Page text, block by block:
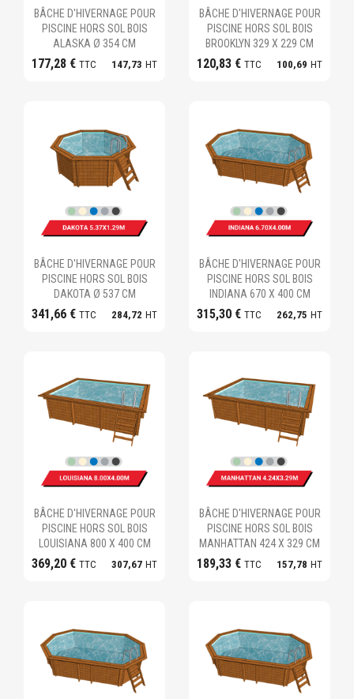
Ajouter au panier
BÂCHE D'HIVERNAGE POUR
PISCINE HORS SOL BOIS
ALASKA Ø 354 CM
177,28 € TTC 147,73 HT
Ajouter au panier
BÂCHE D'HIVERNAGE POUR
PISCINE HORS SOL BOIS
BROOKLYN 329 X 229 CM
120,83 € TTC 100,69 HT
Ajouter au panier
BÂCHE D'HIVERNAGE POUR
PISCINE HORS SOL BOIS
DAKOTA Ø 537 CM
341,66 € TTC 284,72 HT
Ajouter au panier
BÂCHE D'HIVERNAGE POUR
PISCINE HORS SOL BOIS
INDIANA 670 X 400 CM
315,30 € TTC 262,75 HT
Ajouter au panier
BÂCHE D'HIVERNAGE POUR
PISCINE HORS SOL BOIS
LOUISIANA 800 X 400 CM
369,20 € TTC 307,67 HT
Ajouter au panier
BÂCHE D'HIVERNAGE POUR
PISCINE HORS SOL BOIS
MANHATTAN 424 X 329 CM
189,33 € TTC 157,78 HT